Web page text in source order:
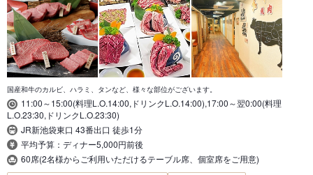
国産和牛のカルビ、ハラミ、タンなど、様々な部位がございます。
11:00～15:00(料理L.O.14:00,ドリンクL.O.14:00),17:00～翌0:00(料理
L.O.23:30,ドリンクL.O.23:30)
JR新池袋東口 43番出口 徒歩1分
平均予算：ディナー5,000円前後
60席(2名様からご利用いただけるテーブル席、個室席をご用意)